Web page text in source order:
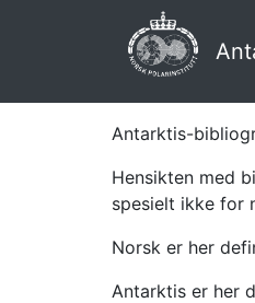
Antarktis-
Hensikten med
spesielt ikke for
Norsk er her
Antarktis er her